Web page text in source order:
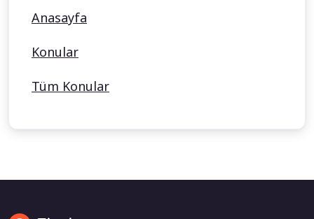
Anasayfa
Konular
Tüm Konular